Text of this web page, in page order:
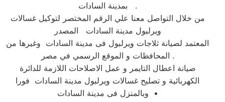
بمدينة السادات .
من خلال التواصل معنا علي الرقم المختصر لتوكيل غسالات
ويرلبول مدينة السادات المصدر
المعتمد لصيانة ثلاجات ويرلبول فى مدينة السادات وغيرها من
المحافظات و الموقع الرسمي في مصر .
صيانة اعطال التايمر و عمل الاصلاحات اللازمة للدائرة
الكهربائية و تصليح غسالات ويرلبول مدينة السادات فورا
وبالمنزل فى مدينة السادات •